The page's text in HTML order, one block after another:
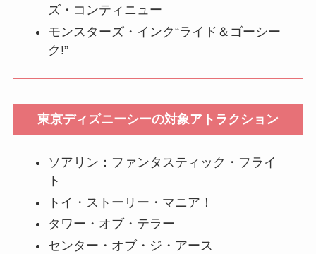
ズ・コンティニュー
モンスターズ・インク“ライド＆ゴーシー
ク!”
東京ディズニーシーの対象アトラクション
ソアリン：ファンタスティック・フライ
ト
トイ・ストーリー・マニア！
タワー・オブ・テラー
センター・オブ・ジ・アース